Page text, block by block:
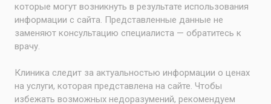
которые могут возникнуть в результате использования
информации с сайта. Представленные данные не
заменяют консультацию специалиста — обратитесь к
врачу.
Клиника следит за актуальностью информации о ценах
на услуги, которая представлена на сайте. Чтобы
избежать возможных недоразумений, рекомендуем